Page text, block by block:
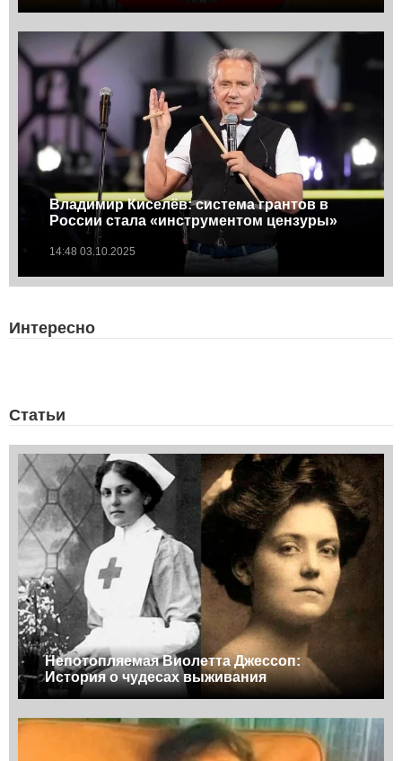
Владимир Киселёв: система грантов в
России стала «инструментом цензуры»
14:48 03.10.2025
Интересно
Статьи
Непотопляемая Виолетта Джессоп:
История о чудесах выживания